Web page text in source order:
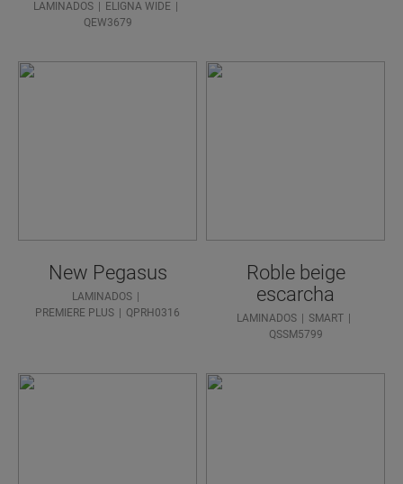
LAMINADOS
ELIGNA WIDE
QEW3679
New Pegasus
LAMINADOS
PREMIERE PLUS
QPRH0316
Roble beige
escarcha
LAMINADOS
SMART
QSSM5799